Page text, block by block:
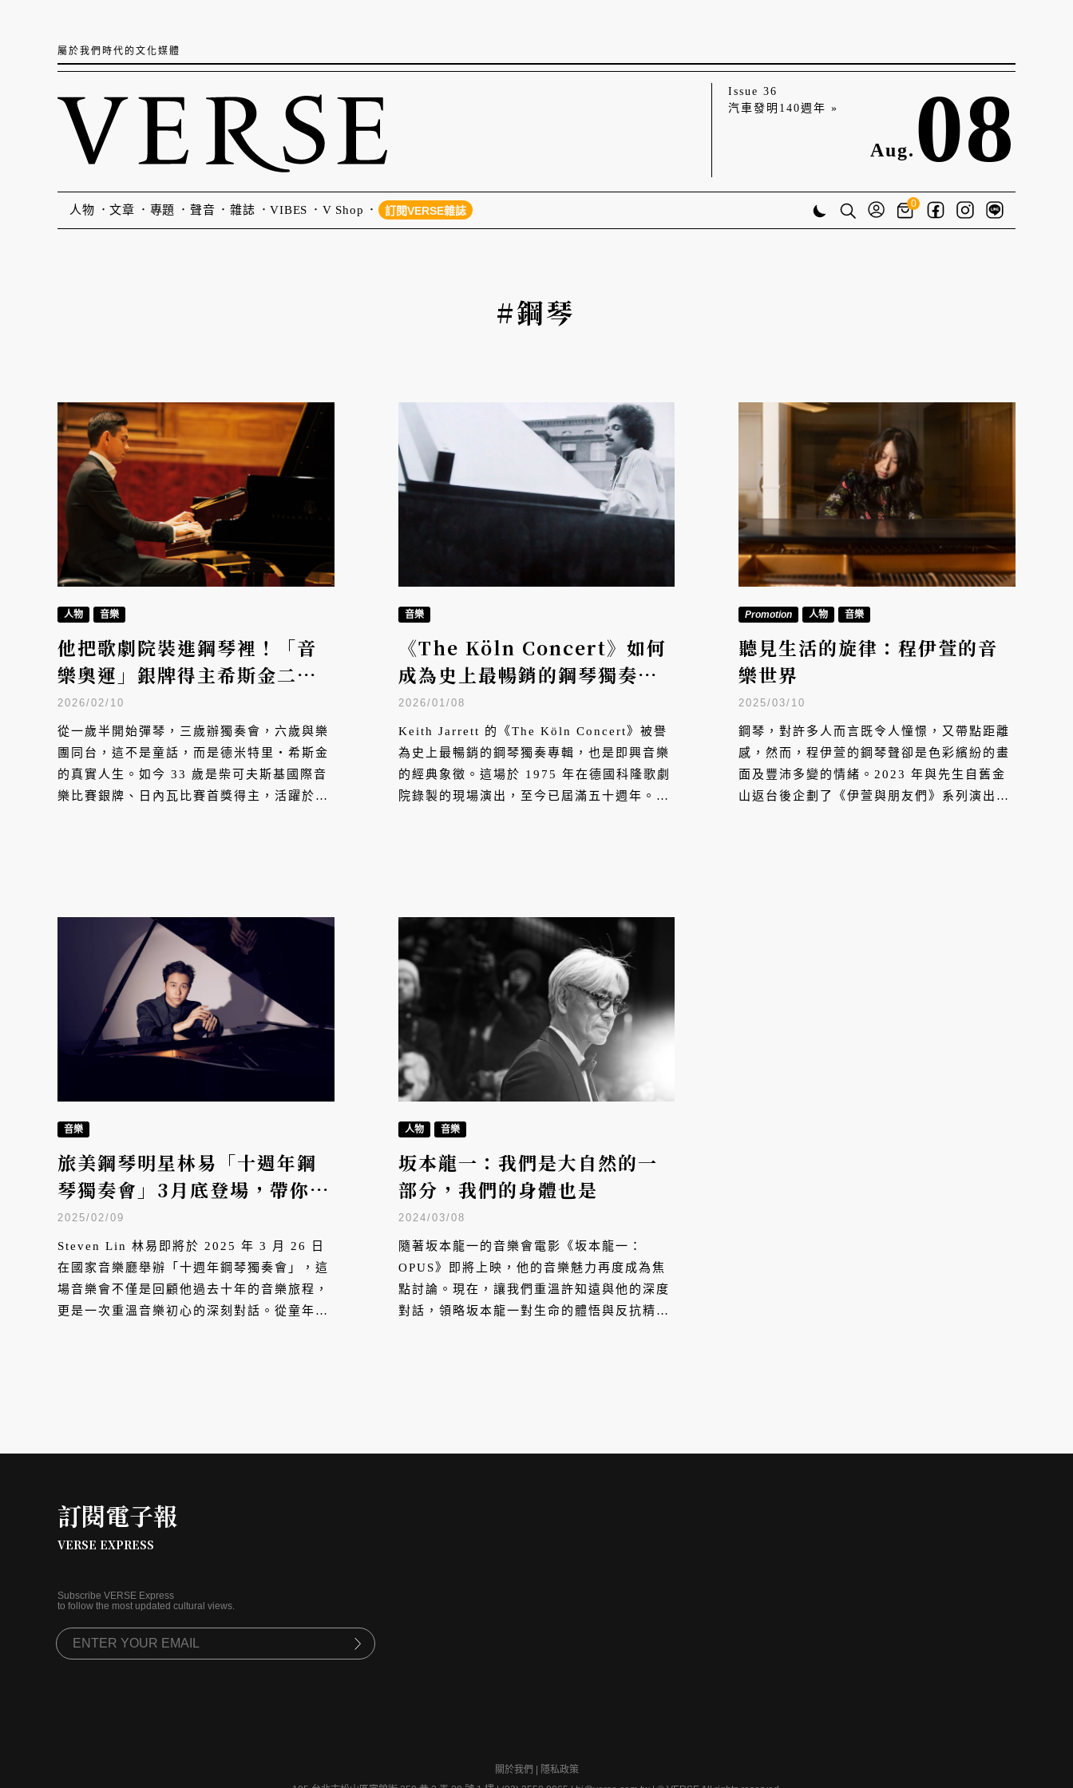
屬於我們時代的文化媒體
Issue 36
汽車發明140週年 »
Aug. 08
人物 文章 專題 聲音 雜誌 VIBES V Shop 訂閱VERSE雜誌
0
#鋼琴
人物 音樂
他把歌劇院裝進鋼琴裡！「音
樂奧運」銀牌得主希斯金二月
再訪台灣
2026/02/10
從一歲半開始彈琴，三歲辦獨奏會，六歲與樂
團同台，這不是童話，而是德米特里・希斯金
的真實人生。如今 33 歲是柴可夫斯基國際音
樂比賽銀牌、日內瓦比賽首獎得主，活躍於世
音樂
《The Köln Concert》如何
成為史上最暢銷的鋼琴獨奏專
輯？ Keith Jarrett 與五十年
前那場午夜演出
2026/01/08
Keith Jarrett 的《The Köln Concert》被譽
為史上最暢銷的鋼琴獨奏專輯，也是即興音樂
的經典象徵。這場於 1975 年在德國科隆歌劇
院錄製的現場演出，至今已屆滿五十週年。它
Promotion 人物 音樂
聽見生活的旋律：程伊萱的音
樂世界
2025/03/10
鋼琴，對許多人而言既令人憧憬，又帶點距離
感，然而，程伊萱的鋼琴聲卻是色彩繽紛的畫
面及豐沛多變的情緒。2023 年與先生自舊金
山返台後企劃了《伊萱與朋友們》系列演出，
音樂
旅美鋼琴明星林易「十週年鋼
琴獨奏會」3月底登場，帶你重
溫愛上音樂的初心
2025/02/09
Steven Lin 林易即將於 2025 年 3 月 26 日
在國家音樂廳舉辦「十週年鋼琴獨奏會」，這
場音樂會不僅是回顧他過去十年的音樂旅程，
更是一次重溫音樂初心的深刻對話。從童年的
人物 音樂
坂本龍一：我們是大自然的一
部分，我們的身體也是
2024/03/08
隨著坂本龍一的音樂會電影《坂本龍一：
OPUS》即將上映，他的音樂魅力再度成為焦
點討論。現在，讓我們重溫許知遠與他的深度
對話，領略坂本龍一對生命的體悟與反抗精
訂閱電子報
VERSE EXPRESS
Subscribe VERSE Express
to follow the most updated cultural views.
關於我們
隱私政策